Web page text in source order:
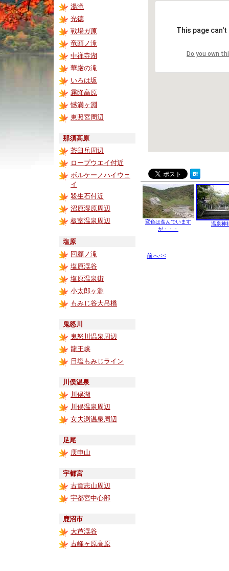
湯滝
光徳
戦場ガ原
竜頭ノ滝
中禅寺湖
華厳の滝
いろは坂
霧降高原
憾満ヶ淵
東照宮周辺
那須高原
茶臼岳周辺
ロープウエイ付近
ボルケーノハイウェ
イ
殺生石付近
沼原湿原周辺
板室温泉周辺
塩原
回顧ノ滝
塩原渓谷
塩原温泉街
小太郎ヶ淵
もみじ谷大吊橋
鬼怒川
鬼怒川温泉周辺
龍王峡
日塩もみじライン
川俣温泉
川俣湖
川俣温泉周辺
女夫渕温泉周辺
足尾
庚申山
宇都宮
古賀志山周辺
宇都宮中心部
鹿沼市
大芦渓谷
古峰ヶ原高原
This page
Do you own
変色は進んでいます
が・・・
温泉神
前へ<<